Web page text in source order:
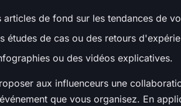
articles de fond sur les tendances de
études de cas ou des retours
ou des vidéos explicatives.
aux influenceurs une
que vous organisez. En